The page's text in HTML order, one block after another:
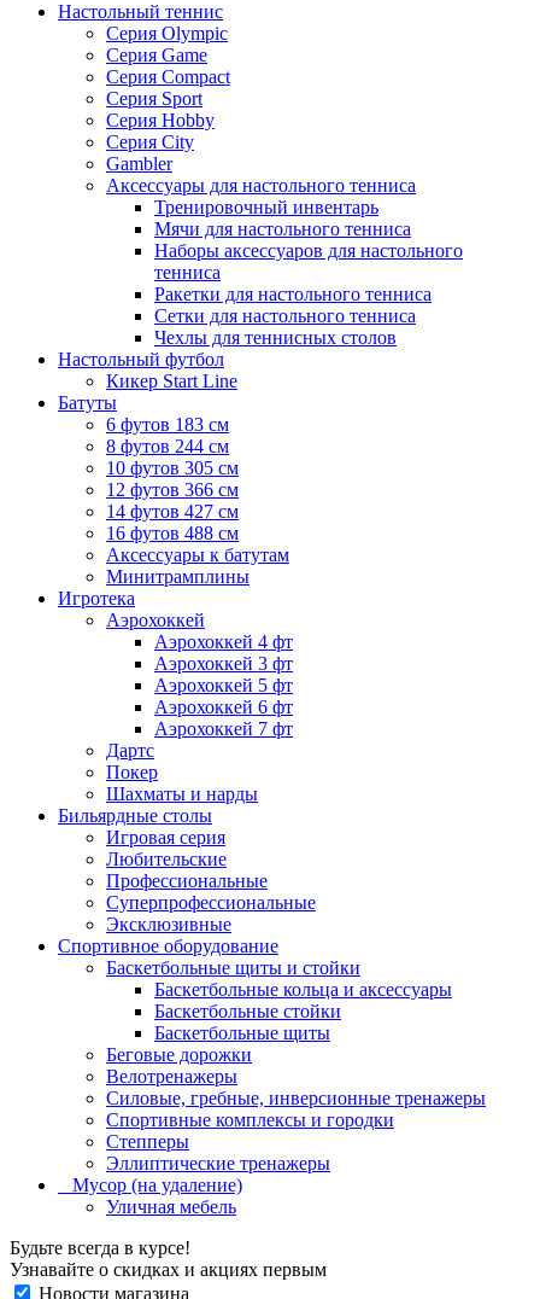
Настольный теннис
Серия Olympic
Серия Game
Серия Compact
Серия Sport
Серия Hobby
Серия City
Gambler
Аксессуары для настольного тенниса
Тренировочный инвентарь
Мячи для настольного тенниса
Наборы аксессуаров для настольного
тенниса
Ракетки для настольного тенниса
Сетки для настольного тенниса
Чехлы для теннисных столов
Настольный футбол
Кикер Start Line
Батуты
6 футов 183 см
8 футов 244 см
10 футов 305 см
12 футов 366 см
14 футов 427 см
16 футов 488 см
Аксессуары к батутам
Минитрамплины
Игротека
Аэрохоккей
Аэрохоккей 4 фт
Аэрохоккей 3 фт
Аэрохоккей 5 фт
Аэрохоккей 6 фт
Аэрохоккей 7 фт
Дартс
Покер
Шахматы и нарды
Бильярдные столы
Игровая серия
Любительские
Профессиональные
Суперпрофессиональные
Эксклюзивные
Спортивное оборудование
Баскетбольные щиты и стойки
Баскетбольные кольца и аксессуары
Баскетбольные стойки
Баскетбольные щиты
Беговые дорожки
Велотренажеры
Силовые, гребные, инверсионные тренажеры
Спортивные комплексы и городки
Степперы
Эллиптические тренажеры
_ Мусор (на удаление)
Уличная мебель
Будьте всегда в курсе!
Узнавайте о скидках и акциях первым
Новости магазина